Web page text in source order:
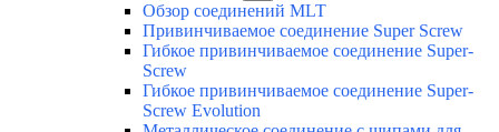
Обзор соединений MLT
Привинчиваемое соединение Super Screw
Гибкое привинчиваемое соединение Super-
Screw
Гибкое привинчиваемое соединение Super-
Screw Evolution